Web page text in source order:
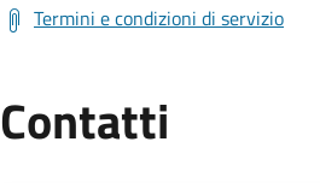
Termini e condizioni di servizio
Contatti